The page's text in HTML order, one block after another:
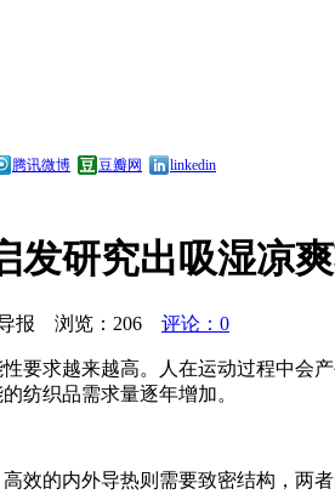
腾讯微博 豆瓣网 linkedin
发研究出吸湿凉
报 浏览： 206 评论：0
要求越来越高。人在运动过程中
纺织品需求量逐年增加。
效的内外导热则需要致密结构，